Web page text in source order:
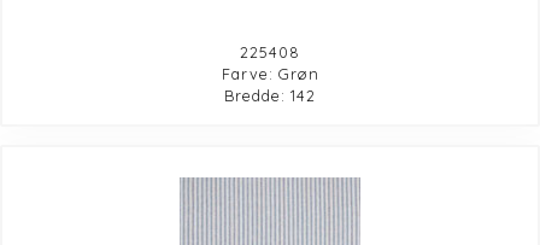
225408
Farve: Grøn
Bredde: 142